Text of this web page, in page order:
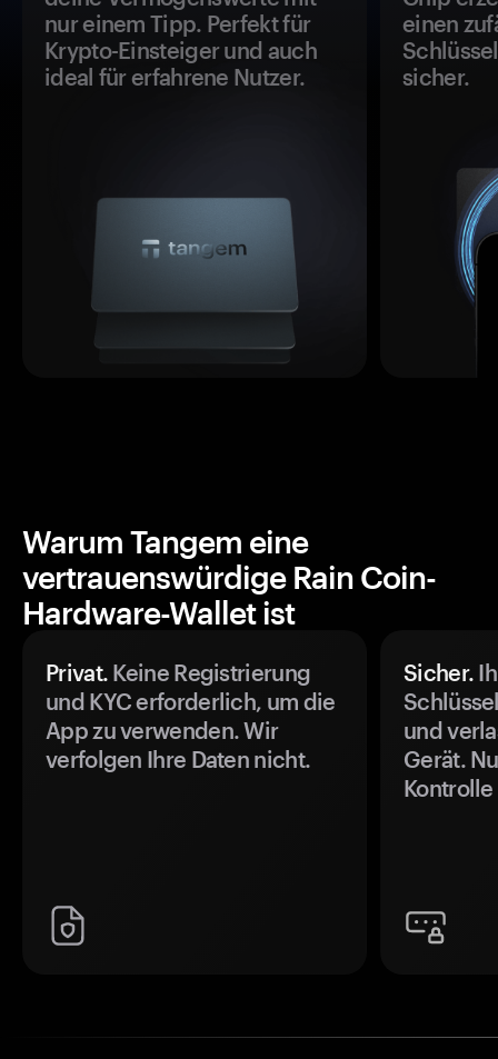
nur einem Tipp. Perfekt für
Krypto-Einsteiger und auch
ideal für erfahrene Nutzer.
einen
sicher.
Warum Tangem eine
vertrauenswürdige Rain Coin-
Hardware-Wallet ist
Privat. Keine Registrierung
und KYC erforderlich, um die
App zu verwenden. Wir
verfolgen Ihre Daten nicht.
Sicher.
und
Gerät.